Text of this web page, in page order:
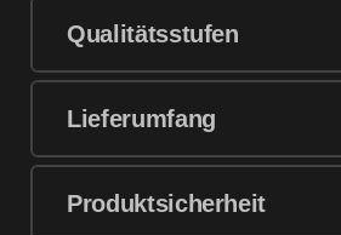
Qualitätsstufen
Lieferumfang
Produktsicherheit